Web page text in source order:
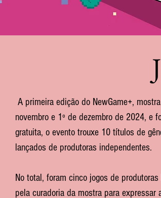
A primeira edição do NewGame+,
novembro e 1º de dezembro de 2024, e
gratuita, o evento trouxe 10 títulos de
lançados de produtoras independentes.
No total, foram cinco jogos de
pela curadoria da mostra para